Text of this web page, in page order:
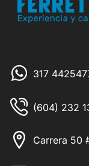
317
(604) 232
Carrera 50